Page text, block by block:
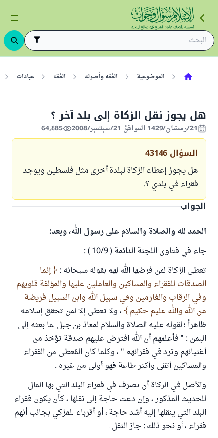
الموضوعية الفقه وأصوله الفقه عبادات
هل يجوز نقل الزكاة إلى بلد آخر ؟
21/رمضان/1429 الموافق 21/سبتمبر/2008 64,885
السؤال 43146
هل يجوز إعطاء الزكاة لبلدة أخرى مثل فلسطين ويوجد
فقراء في بلدي ؟.
الجواب
الحمد لله والصلاة والسلام على رسول الله، وبعد:
جاء في فتاوى اللجنة الدائمة ( 10/9 ) :
تعطى الزكاة لمن فرضها الله لهم بقوله سبحانه :
إنما
الصدقات للفقراء والمساكين والعاملين عليها والمؤلفة قلوبهم
وفي الرقاب والغارمين وفي سبيل الله وابن السبيل فريضة
من الله والله عليم حكيم ، ولا تعطى إلا لمن تحقق إسلامه
ظاهراً ؛ لقوله عليه الصلاة والسلام لمعاذ بن جبل لما بعثه إلى
اليمن : " فأعلمهم أن الله افترض عليهم صدقة تؤخذ من
أغنيائهم وترد في فقرائهم " ، وكلما كان المُعطى من الفقراء
والمساكين أتقى وأكثر طاعة فهو أولى من غيره .
والأصل في الزكاة أن تصرف في فقراء البلد التي بها المال
للحديث المذكور ، وإن دعت حاجة إلى نقلها ، كأن يكون فقراء
البلد التي ينقلها إليه أشد حاجة ، أو أقرباء للمزكي بجانب أنهم
فقراء ، أو نحو ذلك : جاز النقل .